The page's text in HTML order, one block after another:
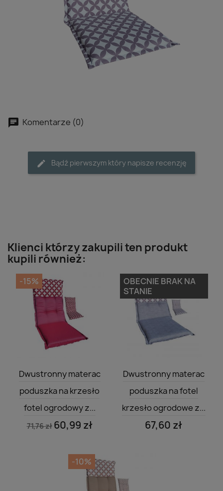
Komentarze (0)
Bądź pierwszym który napisze recenzję
Klienci którzy zakupili ten produkt
kupili również:
 Szybki podgląd
Dwustronny materac
poduszka na krzesło
fotel ogrodowy z...
71,76 zł 60,99 zł
-15%
 Szybki podgląd
Dwustronny materac
poduszka na fotel
krzesło ogrodowe z...
67,60 zł
OBECNIE BRAK NA
STANIE
-10%